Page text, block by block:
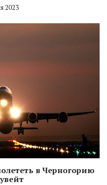
2023
в Черногорию